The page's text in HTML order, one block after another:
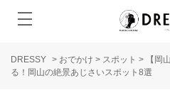
DRESSY > おでかけ > スポット >
【岡
る！岡山の絶景あじさいスポット8選